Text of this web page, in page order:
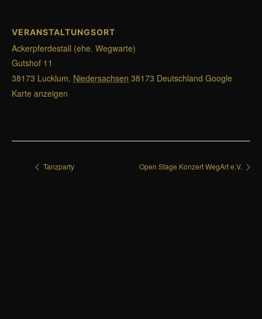
VERANSTALTUNGSORT
Ackerpferdestall (ehe. Wegwarte)
Gutshof 11
38173 Lucklum, Niedersachsen 38173 Deutschland Google
Karte anzeigen
Tanzparty Open Stage Konzert WegArt e.V.